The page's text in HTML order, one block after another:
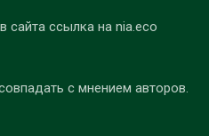
сайта ссылка на nia.eco
с мнением авторов.